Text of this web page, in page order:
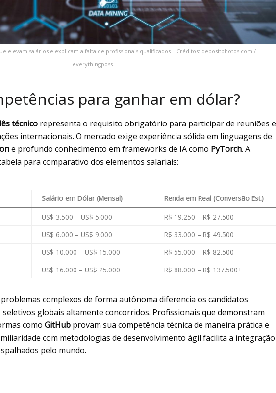
elevam salários e explicam a falta de profissionais qualificados – Créditos: depositphotos.com /
everythingposs
para ganhar em dólar?
técnico representa o requisito obrigatório para participar de reuniões e
internacionais. O mercado exige experiência sólida em linguagens de
e profundo conhecimento em frameworks de IA como PyTorch. A
para comparativo dos elementos salariais:
Salário em Dólar (Mensal)
Renda em Real (Conversão Est.)
US$ 3.500 – US$ 5.000
R$ 19.250 – R$ 27.500
US$ 6.000 – US$ 9.000
R$ 33.000 – R$ 49.500
US$ 10.000 – US$ 15.000
R$ 55.000 – R$ 82.500
US$ 16.000 – US$ 25.000 R$ 88.000 – R$ 137.500+
complexos de forma autônoma diferencia os candidatos
globais altamente concorridos. Profissionais que demonstram
como GitHub provam sua competência técnica de maneira prática e
com metodologias de desenvolvimento ágil facilita a integração
pelo mundo.